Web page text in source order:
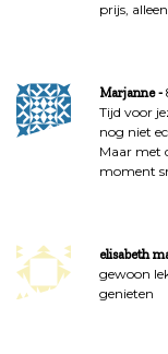
prijs,
Marjanne
Tijd voor
nog niet
Maar met
moment
elisabeth
gewoon
genieten